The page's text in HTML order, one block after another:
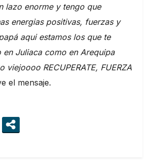
lazo enorme y tengo que
energias positivas, fuerzas y
aqui estamos los que te
en Juliaca como en Arequipa
viejoooo RECUPERATE, FUERZA
el mensaje.